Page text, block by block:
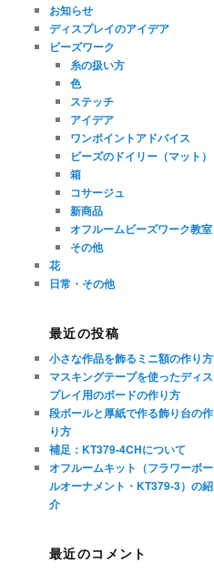
お知らせ
ディスプレイのアイデア
ビーズワーク
糸の扱い方
色
ステッチ
アイデア
ワンポイントアドバイス
ビーズのドイリー（マット）
箱
コサージュ
新商品
オフルームビーズワーク教室
その他
花
日常・その他
最近の投稿
小さな作品を飾るミニ額の作り方
マスキングテープを使ったディス
プレイ用のボードの作り方
段ボールと厚紙で作る飾り台の作
り方
補足：KT379-4CHについて
オフルームキット（フラワーボー
ルオーナメント・KT379-3）の紹
介
最近のコメント